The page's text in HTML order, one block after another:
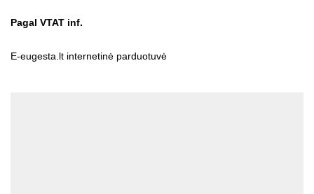
Pagal VTAT inf.
E-eugesta.lt internetinė parduotuvė